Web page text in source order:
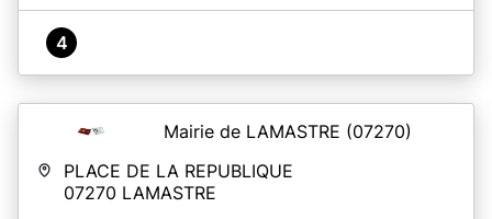
4
Mairie de LAMASTRE (07270)
PLACE DE LA REPUBLIQUE
07270 LAMASTRE